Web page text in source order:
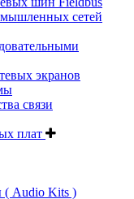
сетей
экранов
связи
плат
( Audio Kits )